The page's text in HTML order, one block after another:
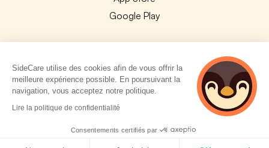
Google Play
© 2026 SideCare. Tous droits réservés.
SideCare utilise des cookies afin de vous offrir la
meilleure expérience possible. En poursuivant la
navigation, vous acceptez notre politique.
Lire la politique de confidentialité
Consentements certifiés par
2 personnes
consultent
actuellement cette